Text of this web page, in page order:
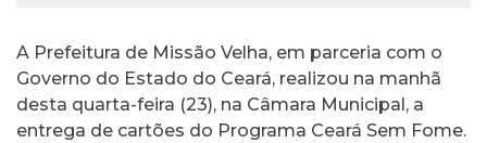
A Prefeitura de Missão Velha, em parceria com o
Governo do Estado do Ceará, realizou na manhã
desta quarta-feira (23), na Câmara Municipal, a
entrega de cartões do Programa Ceará Sem Fome.